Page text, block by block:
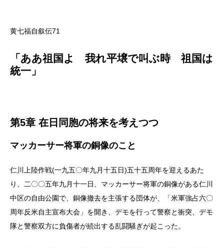
黄七福自叙伝71
「ああ祖国よ 我れ平壌で叫ぶ時 祖国は
統一」
第5章 在日同胞の将来を考えつつ
マッカーサー将軍の銅像のこと
仁川上陸作戦(一九五〇年九月十五日)五十五周年を迎えるあた
り、二〇〇五年九月十一日、マッカーサー将軍の銅像がある仁川
中区の自由公園で、銅像撤去を主張する団体が、「米軍強占六〇
周年反米自主宣布大会」を開き、デモを行って警察と衝突、デモ
隊と警察双方に負傷者が続出する乱闘騒ぎが起こった。